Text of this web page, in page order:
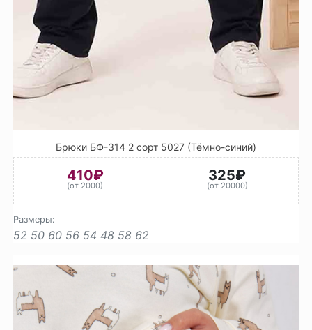
Брюки БФ-314 2 сорт 5027 (Тёмно-синий)
410₽
(от 2000)
325₽
(от 20000)
Размеры:
52 50 60 56 54 48 58 62